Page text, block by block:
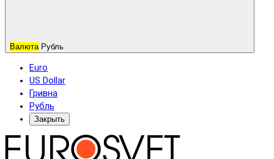
Валюта Рубль
Euro
US Dollar
Гривна
Рубль
Закрыть